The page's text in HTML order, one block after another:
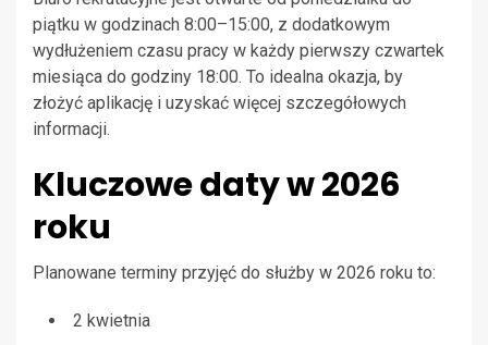
piątku w godzinach 8:00–15:00, z dodatkowym
wydłużeniem czasu pracy w każdy pierwszy czwartek
miesiąca do godziny 18:00. To idealna okazja, by
złożyć aplikację i uzyskać więcej szczegółowych
informacji.
Kluczowe daty w 2026
roku
Planowane terminy przyjęć do służby w 2026 roku to:
2 kwietnia